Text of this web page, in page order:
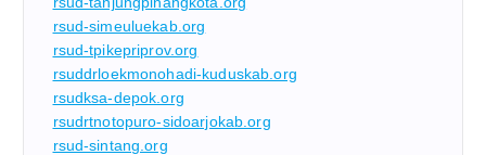
rsud-simeuluekab.org
rsud-tpikepriprov.org
rsuddrloekmonohadi-kuduskab.org
rsudksa-depok.org
rsudrtnotopuro-sidoarjokab.org
rsud-sintang.org